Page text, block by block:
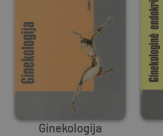
Ginekologija